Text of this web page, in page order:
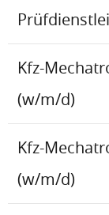
Kfz-
(w/m/d)
Kfz-
(w/m/d)